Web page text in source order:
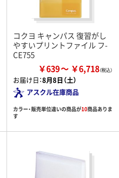
コクヨ キャンパス 復習がし
やすいプリントファイル フ-
CE755
￥639 ￥6,718
お届け日：8月8日（土）
アスクル在庫商品
カラー・販売単位違いの商品が10商品ありま
す